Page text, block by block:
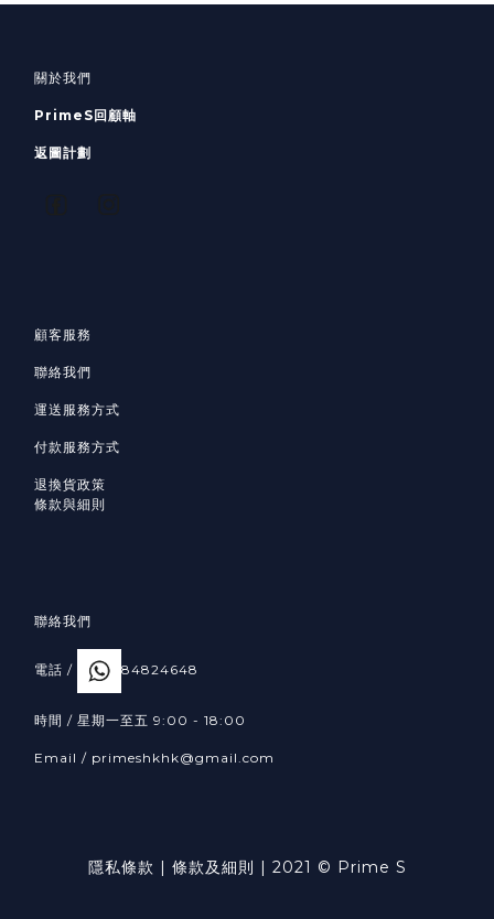
關於我們
PrimeS回顧軸
返圖計劃
顧客服務
聯絡我們
運送服務方式
付款服務方式
退換貨政策
條款與細則
聯絡我們
電話 / 84824648
時間 / 星期一至五 9:00 - 18:00
Email / primeshkhk@gmail.com
隱私條款 | 條款及細則 | 2021 © Prime S